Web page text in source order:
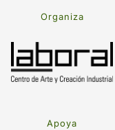
Organiza
Apoya